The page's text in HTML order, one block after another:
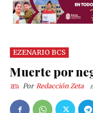
EZENARIO BCS
Muerte por
Por Redacción Zeta